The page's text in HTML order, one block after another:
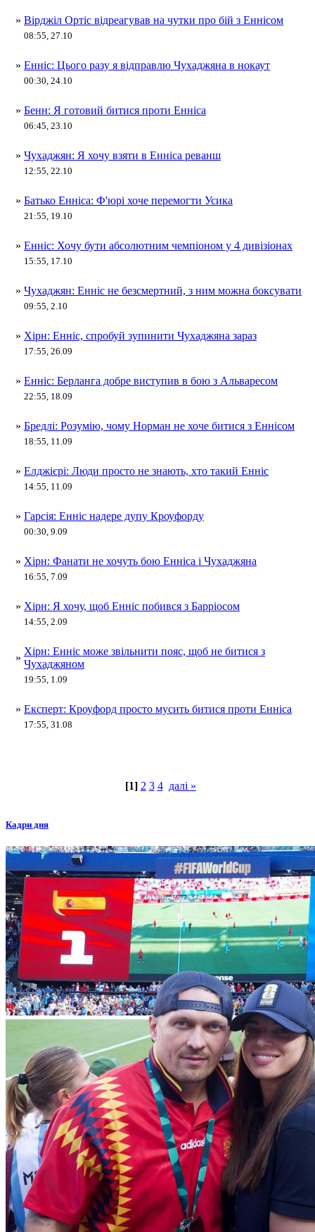
» Вірджіл Ортіс відреагував на чутки про бій з Еннісом
08:55, 27.10
» Енніс: Цього разу я відправлю Чухаджяна в нокаут
00:30, 24.10
» Бенн: Я готовий битися проти Енніса
06:45, 23.10
» Чухаджян: Я хочу взяти в Енніса реванш
12:55, 22.10
» Батько Енніса: Ф'юрі хоче перемогти Усика
21:55, 19.10
» Енніс: Хочу бути абсолютним чемпіоном у 4 дивізіонах
15:55, 17.10
» Чухаджян: Енніс не безсмертний, з ним можна боксувати
09:55, 2.10
» Хірн: Енніс, спробуй зупинити Чухаджяна зараз
17:55, 26.09
» Енніс: Берланга добре виступив в бою з Альваресом
22:55, 18.09
» Бредлі: Розумію, чому Норман не хоче битися з Еннісом
18:55, 11.09
» Елджієрі: Люди просто не знають, хто такий Енніс
14:55, 11.09
» Гарсія: Енніс надере дупу Кроуфорду
00:30, 9.09
» Хірн: Фанати не хочуть бою Енніса і Чухаджяна
16:55, 7.09
» Хірн: Я хочу, щоб Енніс побився з Барріосом
14:55, 2.09
»
Хірн: Енніс може звільнити пояс, щоб не битися з
Чухаджяном
19:55, 1.09
» Експерт: Кроуфорд просто мусить битися проти Енніса
17:55, 31.08
[1] 2 3 4 далі »
Кадри дня